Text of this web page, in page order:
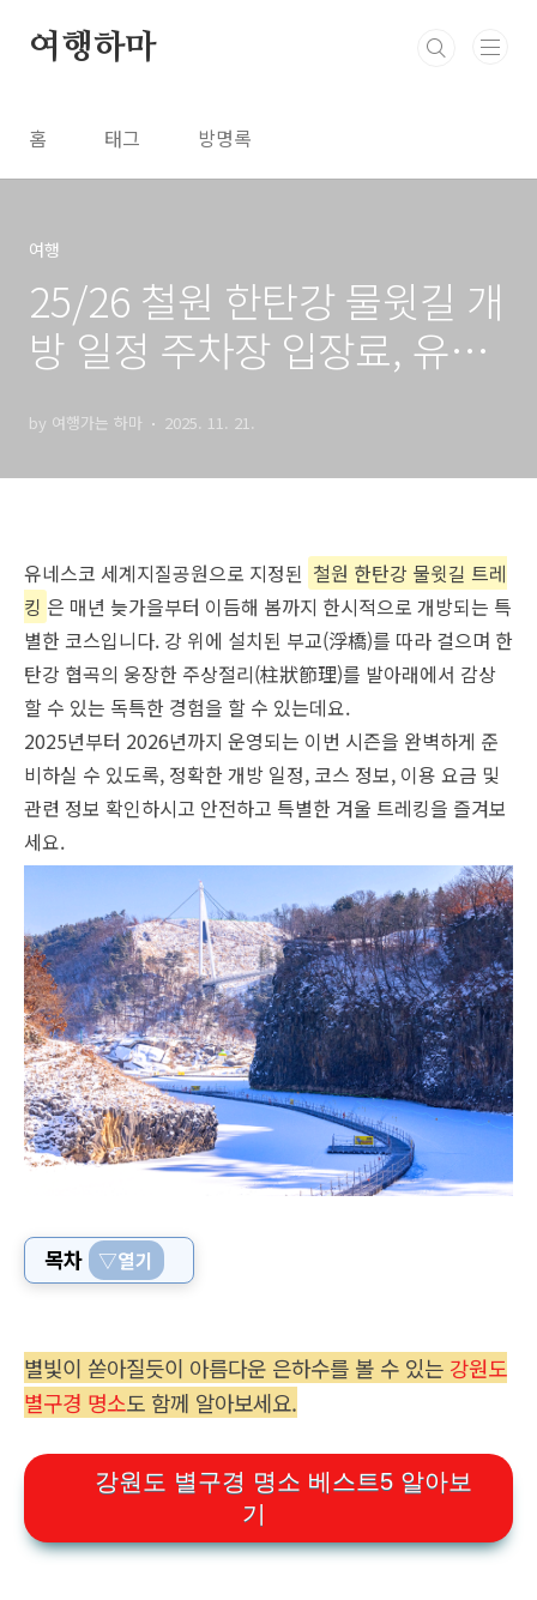
여행하마
홈 태그 방명록
여행
25/26 철원 한탄강 물윗길 개
방 일정 주차장 입장료, 유네
는 트레킹
by 여행가는 하마 2025. 11. 21.
유네스코 세계지질공원으로 지정된 철원 한탄강 물윗길 트레
킹 은 매년 늦가을부터 이듬해 봄까지 한시적으로 개방되는 특
별한 코스입니다. 강 위에 설치된 부교(浮橋)를 따라 걸으며 한
탄강 협곡의 웅장한 주상절리(柱狀節理)를 발아래에서 감상
할 수 있는 독특한 경험을 할 수 있는데요.
2025년부터 2026년까지 운영되는 이번 시즌을 완벽하게 준
비하실 수 있도록, 정확한 개방 일정, 코스 정보, 이용 요금 및
관련 정보 확인하시고 안전하고 특별한 겨울 트레킹을 즐겨보
세요.
목차 ▽열기
별빛이 쏟아질듯이 아름다운 은하수를 볼 수 있는 강원도
별구경 명소도 함께 알아보세요.
강원도 별구경 명소 베스트5 알아보
기